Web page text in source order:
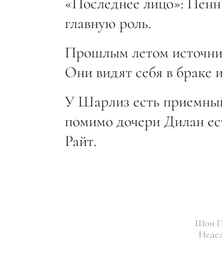
главную роль.
Прошлым летом
Они видят себя в браке
У Шарлиз есть
помимо дочери Дилан
Райт.
Шон